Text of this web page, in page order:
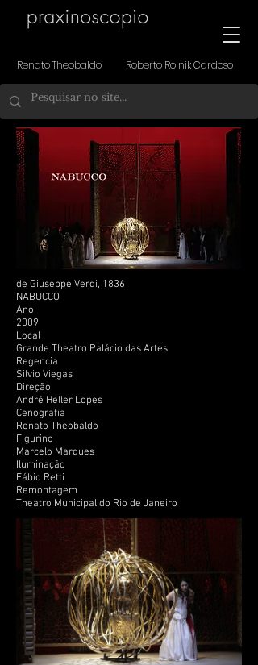
Renato Theobaldo Roberto Rolnik Cardoso
de Giuseppe Verdi, 1836
NABUCCO
Ano
2009
Local
Grande Theatro Palácio das Artes
Regencia
Silvio Viegas
Direção
André Heller Lopes
Cenografia
Renato Theobaldo
Figurino
Marcelo Marques
Iluminação
Fábio Retti
Remontagem
Theatro Municipal do Rio de Janeiro